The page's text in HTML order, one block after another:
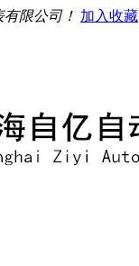
限公司！ 加入收藏